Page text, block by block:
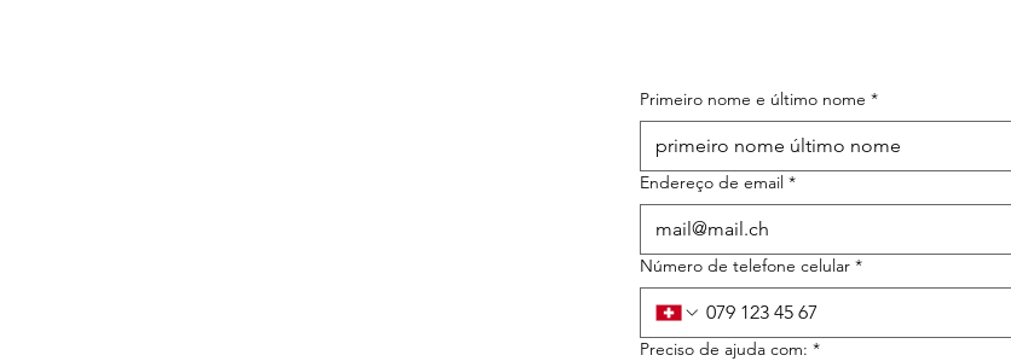
Primeiro nome e último nome *
Endereço de email *
Número de telefone celular *
Preciso de ajuda com: *